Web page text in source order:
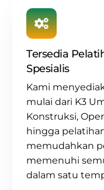
Tersedia
Spesialis
Kami
mulai dari K3
Konstruksi,
hingga
memudahkan
memenuhi
dalam satu